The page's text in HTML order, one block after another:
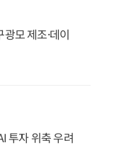
모 제조·데이
투자 위축 우려